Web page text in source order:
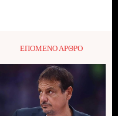
ΕΠΌΜΕΝΟ ΆΡΘΡΟ